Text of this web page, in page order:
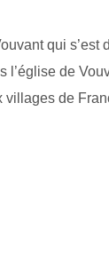
qui s’est
l’église de
villages de